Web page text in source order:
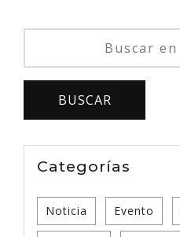
Categorías
Noticia Evento